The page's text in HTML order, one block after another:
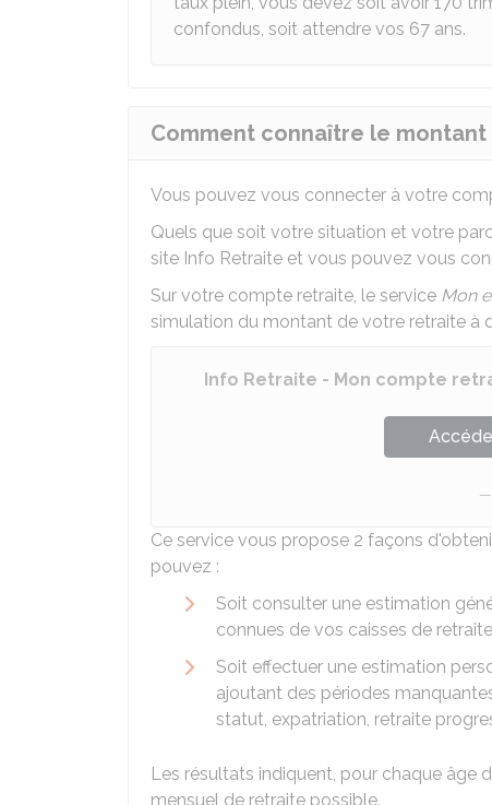
confondus, soit attendre vos 67 ans.
Comment connaître le
Vous pouvez vous connecter à votre
Quels que soit votre situation et votre
site Info Retraite et vous pouvez vous
Sur votre compte retraite, le service Mon
simulation du montant de votre retraite à
Info Retraite - Mon compte
Ce service vous propose 2 façons
pouvez :
Soit consulter une estimation
connues de vos caisses de
Soit effectuer une estimation
ajoutant des périodes
statut, expatriation, retraite
Les résultats indiquent, pour chaque âge
mensuel de retraite possible.